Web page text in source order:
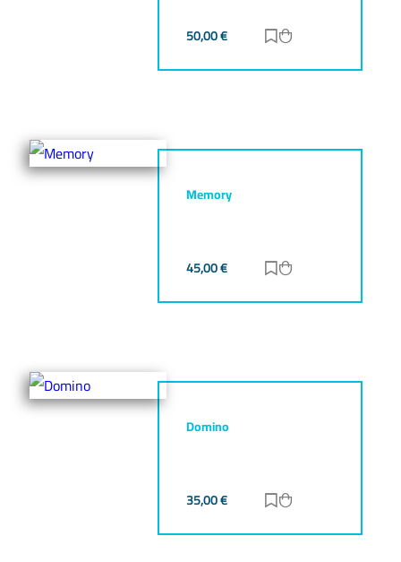
50,00€ Zur Merkliste
Memory
45,00€ Zur Merkliste
Domino
35,00€ Zur Merkliste